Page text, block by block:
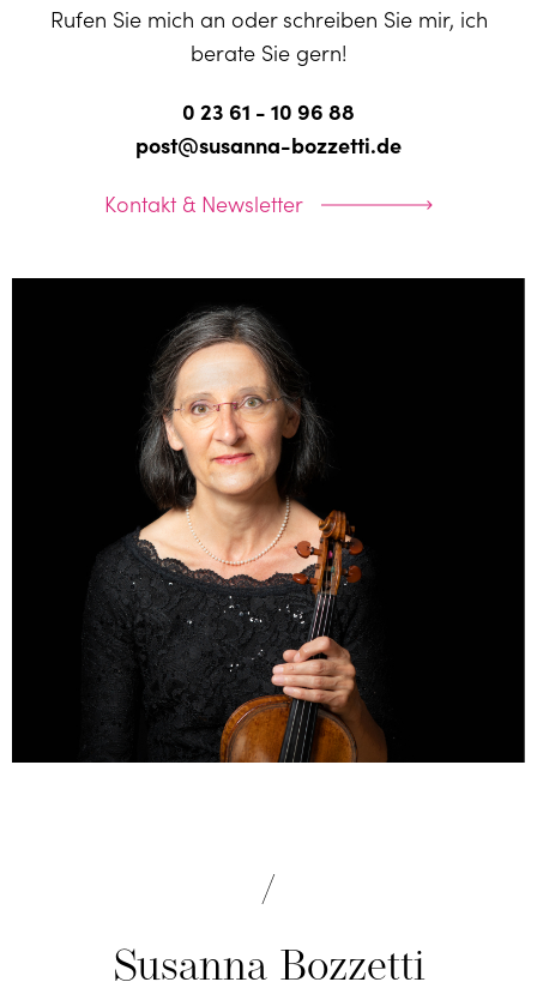
Rufen Sie mich an oder schreiben Sie mir, ich
berate Sie gern!
0 23 61 - 10 96 88
post@susanna-bozzetti.de
Kontakt & Newsletter
Susanna Bozzetti